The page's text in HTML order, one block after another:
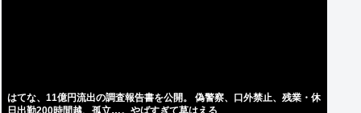
はてな、11億円流出の調査報告書を公開。 偽警察、口外禁止、残業・休